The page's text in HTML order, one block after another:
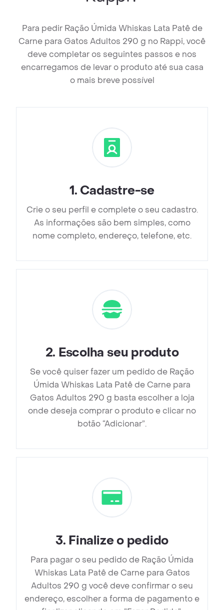
Para pedir Ração Úmida Whiskas Lata Patê de
Carne para Gatos Adultos 290 g no Rappi, você
deve completar os seguintes passos e nos
encarregamos de levar o produto até sua casa
o mais breve possível
1. Cadastre-se
Crie o seu perfil e complete o seu cadastro.
As informações são bem simples, como
nome completo, endereço, telefone, etc.
2. Escolha seu produto
Se você quiser fazer um pedido de Ração
Úmida Whiskas Lata Patê de Carne para
Gatos Adultos 290 g basta escolher a loja
onde deseja comprar o produto e clicar no
botão “Adicionar”.
3. Finalize o pedido
Para pagar o seu pedido de Ração Úmida
Whiskas Lata Patê de Carne para Gatos
Adultos 290 g você deve confirmar o seu
endereço, escolher a forma de pagamento e